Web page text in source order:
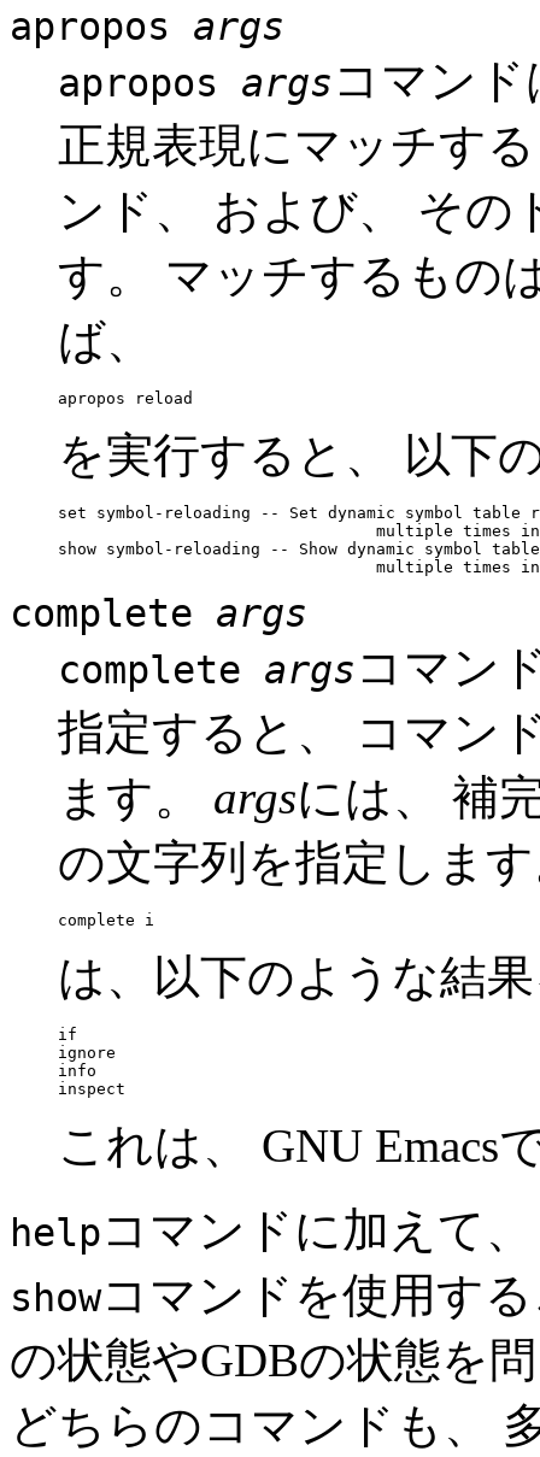
apropos args
apropos argsコマン
正規表現にマッチす
ンド、 および、 その
す。 マッチするもの
ば、
を実行すると、 以下
set symbol-reloading -- Set dynamic symbol table
multiple times
show symbol-reloading -- Show dynamic symbol
complete args
complete argsコマン
指定すると、 コマン
ます。 argsには、 補
の文字列を指定しま
は、以下のような結
if
ignore
info
これは、 GNU Emacs
helpコマンドに加えて
showコマンドを使用す
の状態やGDBの状態を
どちらのコマンドも、